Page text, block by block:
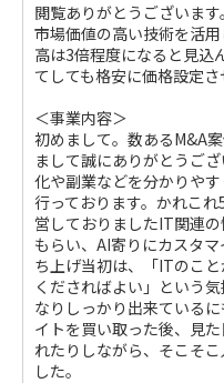
閲覧ありがとうございます。
市場価値の高い技術を活
高は3倍程度になると見込
てしても格安に価格設定さ
＜事業内容＞
初めまして。数あるM&A
まして誠にありがとうご
化や副業などを分かりや
行っております。かれこ
営しておりましたIT関連
もらい、AI寄りにカスタ
ち上げ当初は、「ITのこ
くださればよい」という
なりしっかり出来ている
イトを買い取った後、見
れたりしながら、そこそ
した。